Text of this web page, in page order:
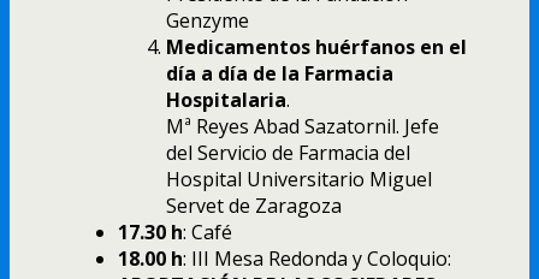
Genzyme
Medicamentos huérfanos en el
día a día de la Farmacia
Hospitalaria.
Mª Reyes Abad Sazatornil. Jefe
del Servicio de Farmacia del
Hospital Universitario Miguel
Servet de Zaragoza
17.30 h: Café
18.00 h: III Mesa Redonda y Coloquio: